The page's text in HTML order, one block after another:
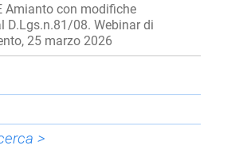
Amianto con modifiche
D.Lgs.n.81/08. Webinar di
25 marzo 2026
>